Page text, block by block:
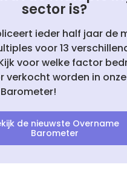
sector is?
ieder half jaar de
voor 13
voor welke factor
verkocht worden in
de nieuwste Overname
Barometer